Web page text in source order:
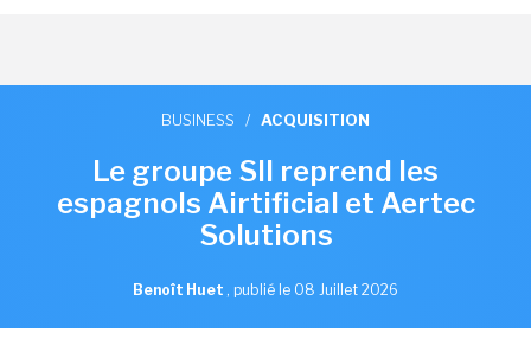
BUSINESS / ACQUISITION
Le groupe SII reprend les
espagnols Airtificial et Aertec
Solutions
Benoît Huet , publié le 08 Juillet 2026